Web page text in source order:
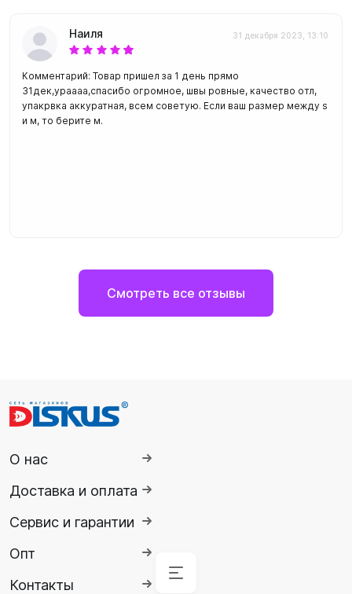
Аксессуары Ножи,
Аксессуары Ласты
Буй Спасательные
Аксессуары
ГидрокостюмыОбувь
ГидрокостюмыСнаряжение
ГермопродукцияКомбинезоны
Наиля 31 декабря 2023, 13:10
Комментарий: Товар пришел за 1 день прямо
31дек,ураааа,спасибо огромное, швы ровные, качество отл,
упакрвка аккуратная, всем советую. Если ваш размер между s
и м, то берите м.
Смотреть все отзывы
О нас
Доставка и оплата
Сервис и гарантии
Опт
Контакты